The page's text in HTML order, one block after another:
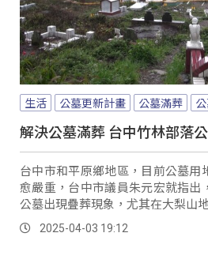
生活 公墓更新計畫 公墓滿葬
解決公墓滿葬 台中竹林部落
台中市和平原鄉地區，目前公墓用
愈嚴重，台中市議員朱元宏就指出
公墓出現疊葬現象，尤其在大梨山
2025-04-03 19:12